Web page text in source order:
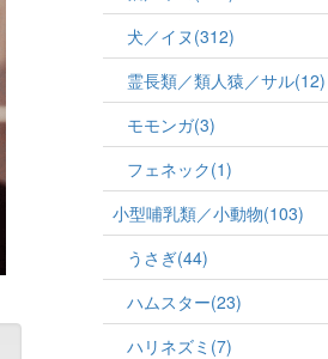
犬／イヌ(312)
霊長類／類人猿／サル(12)
モモンガ(3)
フェネック(1)
小型哺乳類／小動物(103)
うさぎ(44)
ハムスター(23)
ハリネズミ(7)